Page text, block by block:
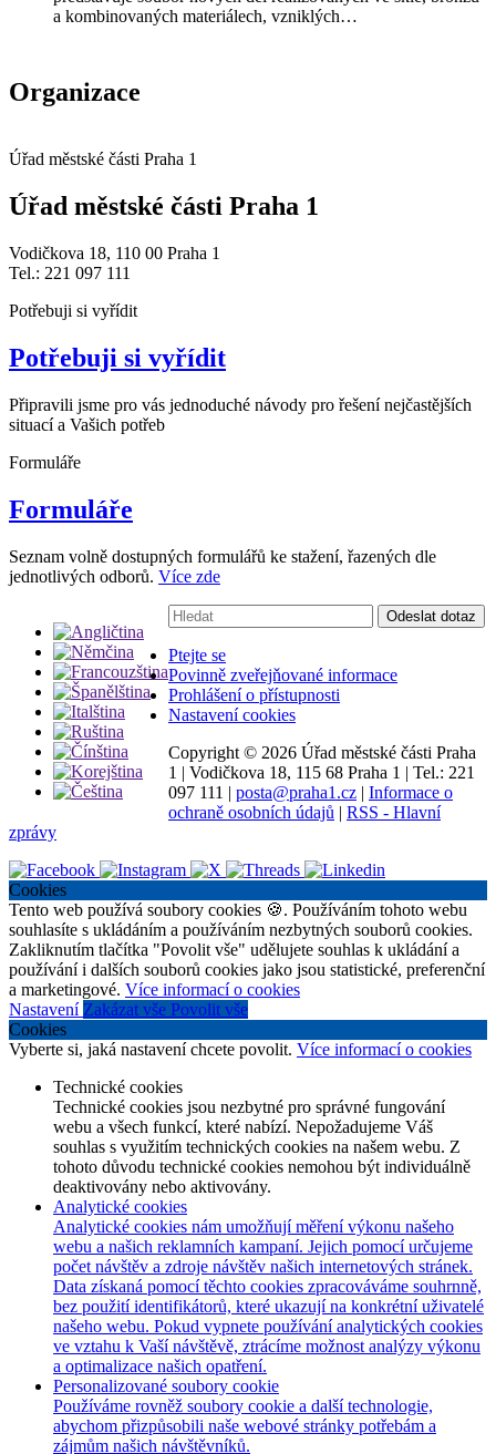
a kombinovaných materiálech, vzniklých…
Organizace
Úřad městské části Praha 1
Úřad městské části Praha 1
Vodičkova 18, 110 00 Praha 1
Tel.: 221 097 111
Potřebuji si vyřídit
Potřebuji si vyřídit
Připravili jsme pro vás jednoduché návody pro řešení nejčastějších
situací a Vašich potřeb
Formuláře
Formuláře
Seznam volně dostupných formulářů ke stažení, řazených dle
jednotlivých odborů. Více zde
Vyhledávání:
Odeslat dotaz
Ptejte se
Povinně zveřejňované informace
Prohlášení o přístupnosti
Nastavení cookies
Copyright © 2026 Úřad městské části Praha
1 | Vodičkova 18, 115 68 Praha 1 | Tel.: 221
097 111 | posta@praha1.cz | Informace o
ochraně osobních údajů | RSS - Hlavní
zprávy
Cookies
Tento web používá soubory cookies 🍪. Používáním tohoto webu
souhlasíte s ukládáním a používáním nezbytných souborů cookies.
Zakliknutím tlačítka "Povolit vše" udělujete souhlas k ukládání a
používání i dalších souborů cookies jako jsou statistické, preferenční
a marketingové. Více informací o cookies
Nastavení Zakázat vše Povolit vše
Cookies
Vyberte si, jaká nastavení chcete povolit. Více informací o cookies
Technické cookies
Technické cookies jsou nezbytné pro správné fungování
webu a všech funkcí, které nabízí. Nepožadujeme Váš
souhlas s využitím technických cookies na našem webu. Z
tohoto důvodu technické cookies nemohou být individuálně
deaktivovány nebo aktivovány.
Analytické cookies
Analytické cookies nám umožňují měření výkonu našeho
webu a našich reklamních kampaní. Jejich pomocí určujeme
počet návštěv a zdroje návštěv našich internetových stránek.
Data získaná pomocí těchto cookies zpracováváme souhrnně,
bez použití identifikátorů, které ukazují na konkrétní uživatelé
našeho webu. Pokud vypnete používání analytických cookies
ve vztahu k Vaší návštěvě, ztrácíme možnost analýzy výkonu
a optimalizace našich opatření.
Personalizované soubory cookie
Používáme rovněž soubory cookie a další technologie,
abychom přizpůsobili naše webové stránky potřebám a
zájmům našich návštěvníků.